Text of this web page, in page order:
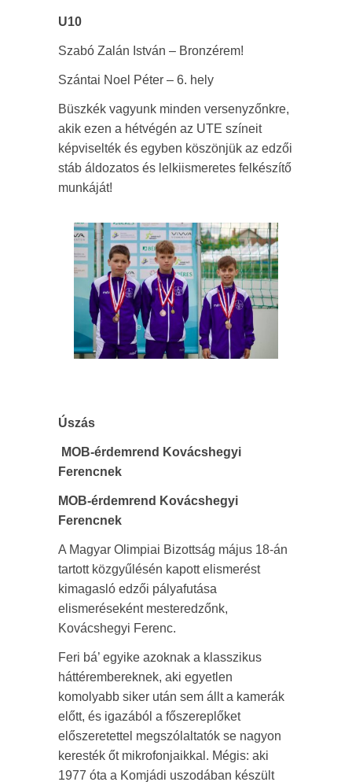
U10
Szabó Zalán István – Bronzérem!
Szántai Noel Péter – 6. hely
Büszkék vagyunk minden versenyzőnkre,
akik ezen a hétvégén az UTE színeit
képviselték és egyben köszönjük az edzői
stáb áldozatos és lelkiismeretes felkészítő
munkáját!
Úszás
MOB-érdemrend Kovácshegyi
Ferencnek
MOB-érdemrend Kovácshegyi
Ferencnek
A Magyar Olimpiai Bizottság május 18-án
tartott közgyűlésén kapott elismerést
kimagasló edzői pályafutása
elismeréseként mesteredzőnk,
Kovácshegyi Ferenc.
Feri bá’ egyike azoknak a klasszikus
háttérembereknek, aki egyetlen
komolyabb siker után sem állt a kamerák
előtt, és igazából a főszereplőket
előszeretettel megszólaltatók se nagyon
keresték őt mikrofonjaikkal. Mégis: aki
1977 óta a Komjádi uszodában készült